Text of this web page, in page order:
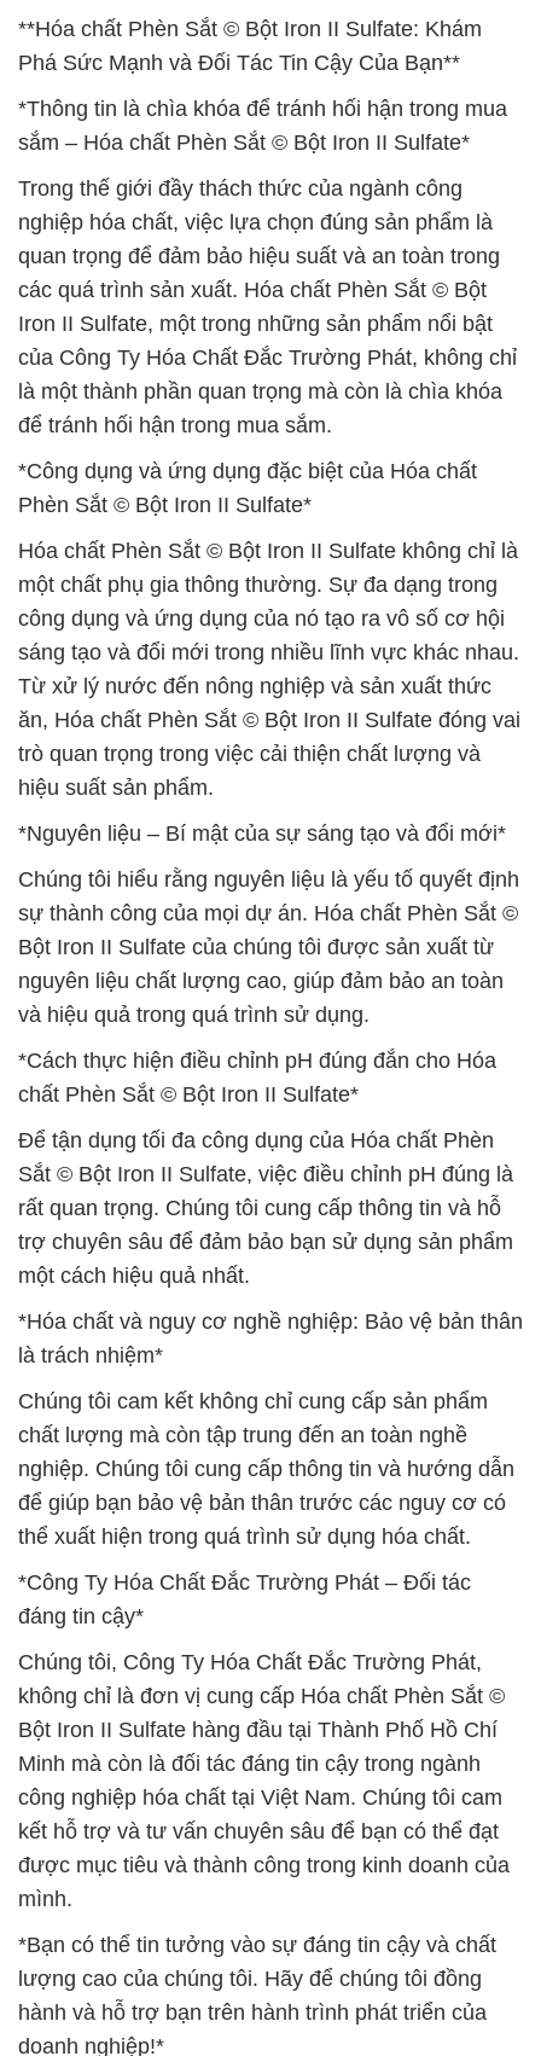
**Hóa chất Phèn Sắt © Bột Iron II Sulfate: Khám
Phá Sức Mạnh và Đối Tác Tin Cậy Của Bạn**
*Thông tin là chìa khóa để tránh hối hận trong mua
sắm – Hóa chất Phèn Sắt © Bột Iron II Sulfate*
Trong thế giới đầy thách thức của ngành công
nghiệp hóa chất, việc lựa chọn đúng sản phẩm là
quan trọng để đảm bảo hiệu suất và an toàn trong
các quá trình sản xuất. Hóa chất Phèn Sắt © Bột
Iron II Sulfate, một trong những sản phẩm nổi bật
của Công Ty Hóa Chất Đắc Trường Phát, không chỉ
là một thành phần quan trọng mà còn là chìa khóa
để tránh hối hận trong mua sắm.
*Công dụng và ứng dụng đặc biệt của Hóa chất
Phèn Sắt © Bột Iron II Sulfate*
Hóa chất Phèn Sắt © Bột Iron II Sulfate không chỉ là
một chất phụ gia thông thường. Sự đa dạng trong
công dụng và ứng dụng của nó tạo ra vô số cơ hội
sáng tạo và đổi mới trong nhiều lĩnh vực khác nhau.
Từ xử lý nước đến nông nghiệp và sản xuất thức
ăn, Hóa chất Phèn Sắt © Bột Iron II Sulfate đóng vai
trò quan trọng trong việc cải thiện chất lượng và
hiệu suất sản phẩm.
*Nguyên liệu – Bí mật của sự sáng tạo và đổi mới*
Chúng tôi hiểu rằng nguyên liệu là yếu tố quyết định
sự thành công của mọi dự án. Hóa chất Phèn Sắt ©
Bột Iron II Sulfate của chúng tôi được sản xuất từ
nguyên liệu chất lượng cao, giúp đảm bảo an toàn
và hiệu quả trong quá trình sử dụng.
*Cách thực hiện điều chỉnh pH đúng đắn cho Hóa
chất Phèn Sắt © Bột Iron II Sulfate*
Để tận dụng tối đa công dụng của Hóa chất Phèn
Sắt © Bột Iron II Sulfate, việc điều chỉnh pH đúng là
rất quan trọng. Chúng tôi cung cấp thông tin và hỗ
trợ chuyên sâu để đảm bảo bạn sử dụng sản phẩm
một cách hiệu quả nhất.
*Hóa chất và nguy cơ nghề nghiệp: Bảo vệ bản thân
là trách nhiệm*
Chúng tôi cam kết không chỉ cung cấp sản phẩm
chất lượng mà còn tập trung đến an toàn nghề
nghiệp. Chúng tôi cung cấp thông tin và hướng dẫn
để giúp bạn bảo vệ bản thân trước các nguy cơ có
thể xuất hiện trong quá trình sử dụng hóa chất.
*Công Ty Hóa Chất Đắc Trường Phát – Đối tác
đáng tin cậy*
Chúng tôi, Công Ty Hóa Chất Đắc Trường Phát,
không chỉ là đơn vị cung cấp Hóa chất Phèn Sắt ©
Bột Iron II Sulfate hàng đầu tại Thành Phố Hồ Chí
Minh mà còn là đối tác đáng tin cậy trong ngành
công nghiệp hóa chất tại Việt Nam. Chúng tôi cam
kết hỗ trợ và tư vấn chuyên sâu để bạn có thể đạt
được mục tiêu và thành công trong kinh doanh của
mình.
*Bạn có thể tin tưởng vào sự đáng tin cậy và chất
lượng cao của chúng tôi. Hãy để chúng tôi đồng
hành và hỗ trợ bạn trên hành trình phát triển của
doanh nghiệp!*